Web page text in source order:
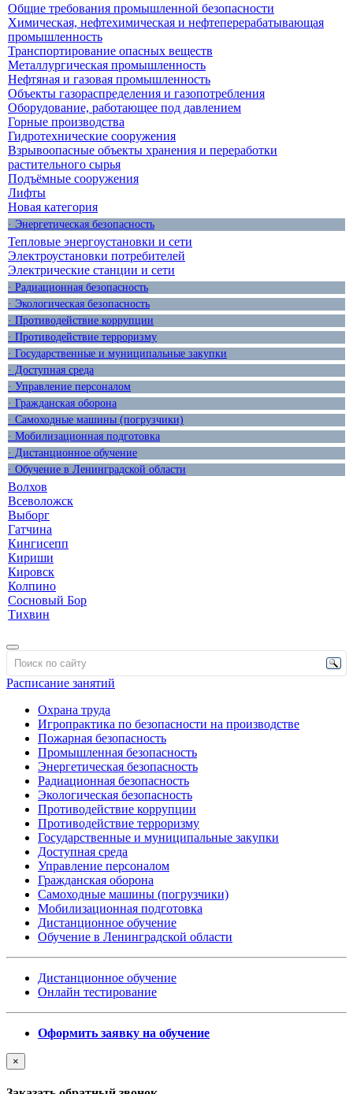
Общие требования промышленной безопасности
Химическая, нефтехимическая и нефтеперерабатывающая
промышленность
Транспортирование опасных веществ
Металлургическая промышленность
Нефтяная и газовая промышленность
Объекты газораспределения и газопотребления
Оборудование, работающее под давлением
Горные производства
Гидротехнические сооружения
Взрывоопасные объекты хранения и переработки
растительного сырья
Подъёмные сооружения
Лифты
Новая категория
· Энергетическая безопасность
Тепловые энергоустановки и сети
Электроустановки потребителей
Электрические станции и сети
· Радиационная безопасность
· Экологическая безопасность
· Противодействие коррупции
· Противодействие терроризму
· Государственные и муниципальные закупки
· Доступная среда
· Управление персоналом
· Гражданская оборона
· Самоходные машины (погрузчики)
· Мобилизационная подготовка
· Дистанционное обучение
· Обучение в Ленинградской области
Волхов
Всеволожск
Выборг
Гатчина
Кингисепп
Кириши
Кировск
Колпино
Сосновый Бор
Тихвин
Расписание занятий
Охрана труда
Игропрактика по безопасности на производстве
Пожарная безопасность
Промышленная безопасность
Энергетическая безопасность
Радиационная безопасность
Экологическая безопасность
Противодействие коррупции
Противодействие терроризму
Государственные и муниципальные закупки
Доступная среда
Управление персоналом
Гражданская оборона
Самоходные машины (погрузчики)
Мобилизационная подготовка
Дистанционное обучение
Обучение в Ленинградской области
Дистанционное обучение
Онлайн тестирование
Оформить заявку на обучение
×